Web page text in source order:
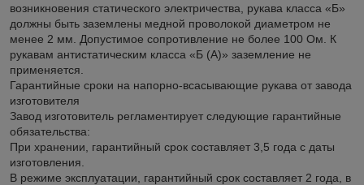
возникновения статического электричества, рукава класса «Б»
должны быть заземлены медной проволокой диаметром не
менее 2 мм. Допустимое сопротивление не более 100 Ом. К
рукавам антистатическим класса «Б (А)» заземление не
применяется.
Гарантийные сроки на напорно-всасывающие рукава от завода
изготовителя
Завод изготовитель регламентирует следующие гарантийные
обязательства:
При хранении, гарантийный срок составляет 3,5 года с даты
изготовления.
В режиме эксплуатации, гарантийный срок составляет 2 года, в